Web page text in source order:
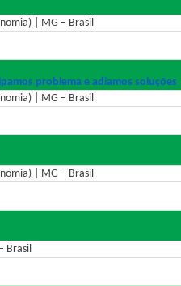
| MG – Brasil
problema e adiamos soluções
| MG – Brasil
| MG – Brasil
Brasil